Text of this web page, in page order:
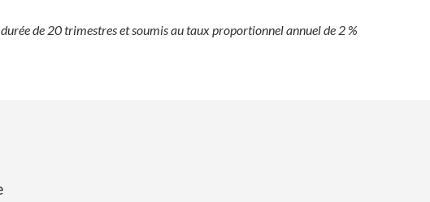
de 20 trimestres et soumis au taux proportionnel annuel de 2 %